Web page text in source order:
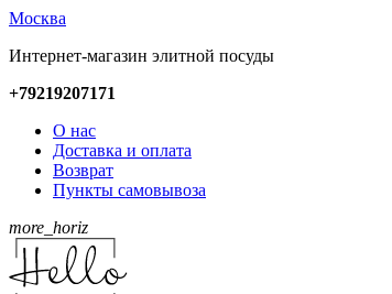
Москва
Интернет-магазин элитной посуды
+79219207171
О нас
Доставка и оплата
Возврат
Пункты самовывоза
more_horiz